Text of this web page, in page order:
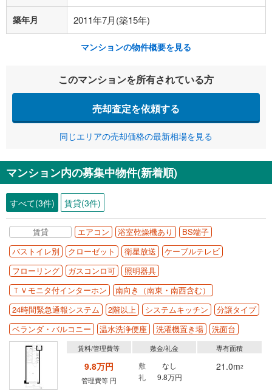
築年月 2011年7月(築15年)
マンションの物件概要を見る
このマンションを所有されている方
売却査定を依頼する
同じエリアの売却価格の最新相場を見る
マンション内の募集中物件(新着順)
すべて(3件) 賃貸(3件)
賃貸 エアコン 浴室乾燥機あり
BS端子
バストイレ別
クローゼット 衛星放送
ケーブルテレビ
フローリング
ガスコンロ可
照明器具
ＴＶモニタ付インターホン
南向き（南東・南西含む）
24時間緊急通報システム
2階以上 システムキッチン
分譲タイプ
ベランダ・バルコニー
温水洗浄便座 洗濯機置き場 洗面台
賃料/管理費等
9.8万円
管理費等 円
敷金/礼金
敷
なし
礼
9.8万円
専有面積
21.0m2